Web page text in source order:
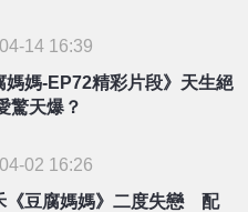
14 16:39
媽媽-EP72精彩片段》天生絕
驚天爆？
02 16:26
《豆腐媽媽》二度失戀 配